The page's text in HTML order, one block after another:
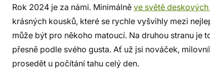
Rok 2024 je za námi. Minimálně ve světě deskových
krásných kousků, které se rychle vyšvihly mezi
může být pro někoho matoucí. Na druhou stranu je
přesně podle svého gusta. Ať už jsi nováček,
prosedět u počítání tahu celý den.